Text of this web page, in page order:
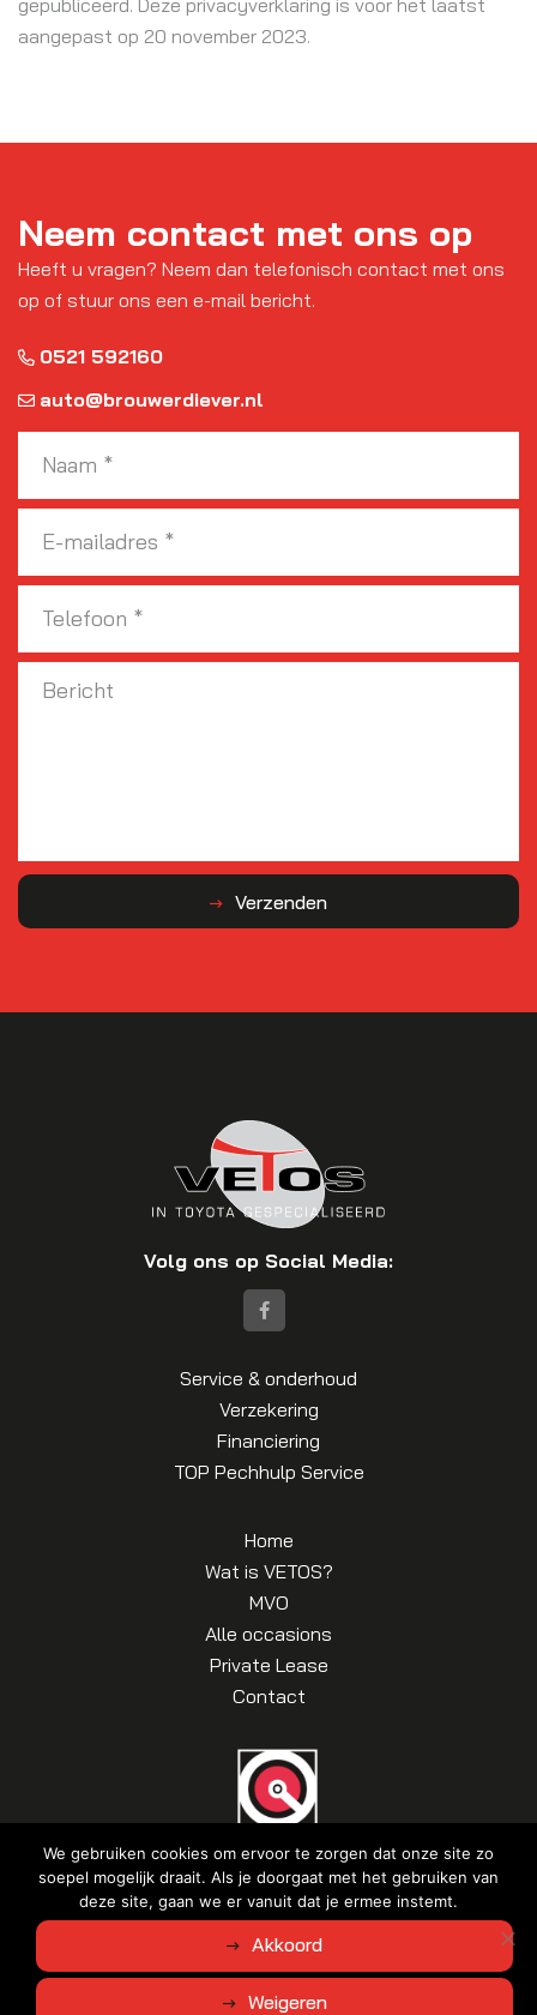
gepubliceerd. Deze privacyverklaring is voor het laatst
aangepast op 20 november 2023.
Neem contact met ons op
Heeft u vragen? Neem dan telefonisch contact met ons
op of stuur ons een e-mail bericht.
0521 592160
auto@brouwerdiever.nl
Verzenden
Volg ons op Social Media:
Service & onderhoud
Verzekering
Financiering
TOP Pechhulp Service
Home
Wat is VETOS?
MVO
Alle occasions
Private Lease
Contact
Autobedrijf Brouwer| Algemene voorwaarden|
We gebruiken cookies om ervoor te zorgen dat onze site zo
soepel mogelijk draait. Als je doorgaat met het gebruiken van
deze site, gaan we er vanuit dat je ermee instemt.
Akkoord
Weigeren